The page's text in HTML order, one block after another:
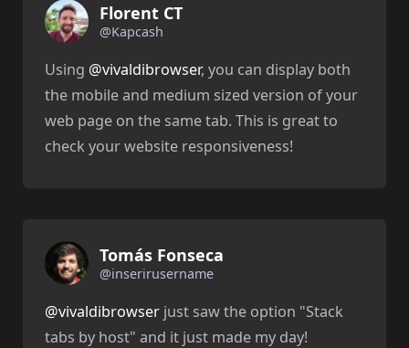
Florent CT
@Kapcash
Using @vivaldibrowser, you can display both
the mobile and medium sized version of your
web page on the same tab. This is great to
check your website responsiveness!
Tomás Fonseca
@inserirusername
@vivaldibrowser just saw the option "Stack
tabs by host" and it just made my day!